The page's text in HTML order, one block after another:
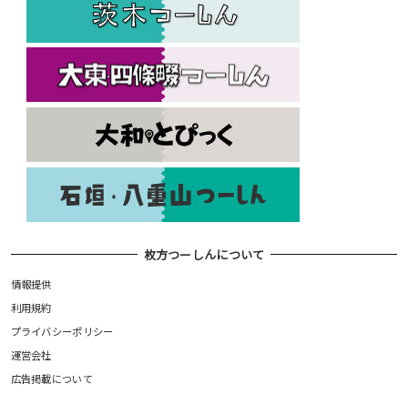
枚方つーしんについて
情報提供
利用規約
プライバシーポリシー
運営会社
広告掲載について